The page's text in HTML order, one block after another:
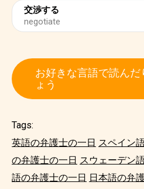
交渉する
negotiate
お好きな言語で読んだ
ょう
Tags:
英語の弁護士の一日 スペイン
の弁護士の一日 スウェーデン
語の弁護士の一日 日本語の弁